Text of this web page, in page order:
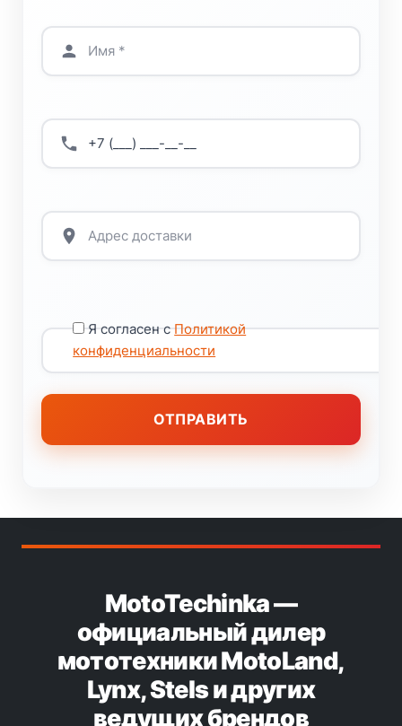
Я согласен сПолитикой
конфиденциальности
MotoTechinka —
официальный дилер
мототехники MotoLand,
Lynx, Stels и других
ведущих брендов